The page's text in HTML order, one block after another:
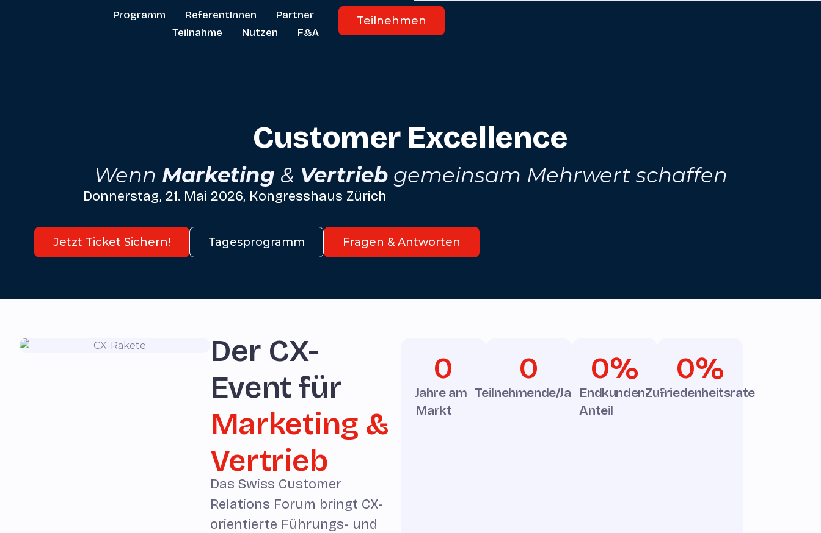
Programm ReferentInnen
Partner
Teilnahme
Nutzen F&A
Teilnehmen
Customer Excellence
Wenn Marketing & Vertriebgemeinsam Mehrwert schaffen
Donnerstag, 21. Mai 2026, Kongresshaus Zürich
Jetzt Ticket Sichern! Tagesprogramm Fragen & Antworten
Der CX-
Event für
Marketing &
Vertrieb
Das Swiss Customer
Relations Forum bringt CX-
orientierte Führungs- und
Jahre am
Markt
0
Teilnehmende/Jahr
0
Endkunden-
Anteil
0%
Zufriedenheitsrate
0%